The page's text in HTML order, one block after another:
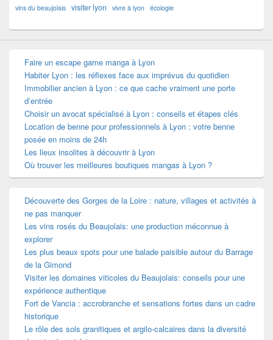
vins du beaujolais visiter lyon vivre à lyon écologie
Faire un escape game manga à Lyon
Habiter Lyon : les réflexes face aux imprévus du quotidien
Immobilier ancien à Lyon : ce que cache vraiment une porte
d’entrée
Choisir un avocat spécialisé à Lyon : conseils et étapes clés
Location de benne pour professionnels à Lyon : votre benne
posée en moins de 24h
Les lieux insolites à découvrir à Lyon
Où trouver les meilleures boutiques mangas à Lyon ?
Découverte des Gorges de la Loire : nature, villages et activités à
ne pas manquer
Les vins rosés du Beaujolais: une production méconnue à
explorer
Les plus beaux spots pour une balade paisible autour du Barrage
de la Gimond
Visiter les domaines viticoles du Beaujolais: conseils pour une
expérience authentique
Fort de Vancia : accrobranche et sensations fortes dans un cadre
historique
Le rôle des sols granitiques et argilo-calcaires dans la diversité